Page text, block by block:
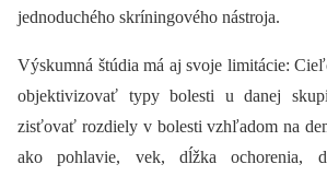
jednoduchého skríningového nástroja.
Výskumná štúdia má aj svoje limitácie:
objektivizovať typy bolesti u danej
zisťovať rozdiely v bolesti vzhľadom na
ako pohlavie, vek, dĺžka ochorenia,